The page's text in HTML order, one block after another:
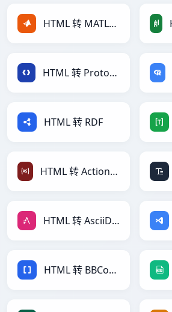
HTML 转 MATLAB
HTML 转 Protobuf
HTML 转 RDF
HTML 转 ActionScript
HTML 转 AsciiDoc
HTML 转 BBCode